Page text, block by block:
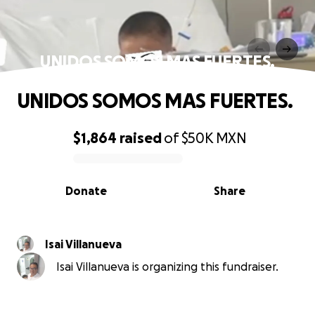
UNIDOS SOMOS MAS FUERTES.
0% complete
$1,864 raisedof$50K MXN
Share
Donate
UNIDOS SOMOS MAS FUERTES.
Isai Villanueva
Isai Villanueva is organizing this fundraiser.